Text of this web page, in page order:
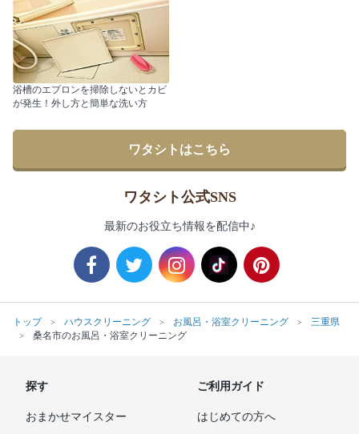
浴槽のエプロンを掃除しないとカビ
が発生！外し方と簡単な洗い方
ワタシトはこちら
ワタシト公式SNS
最新のお役立ち情報を配信中♪
トップ ハウスクリーニング お風呂・浴室クリーニング
三重県
桑名市のお風呂・浴室クリーニング
探す
おまかせマイスター
ご利用ガイド
はじめての方へ